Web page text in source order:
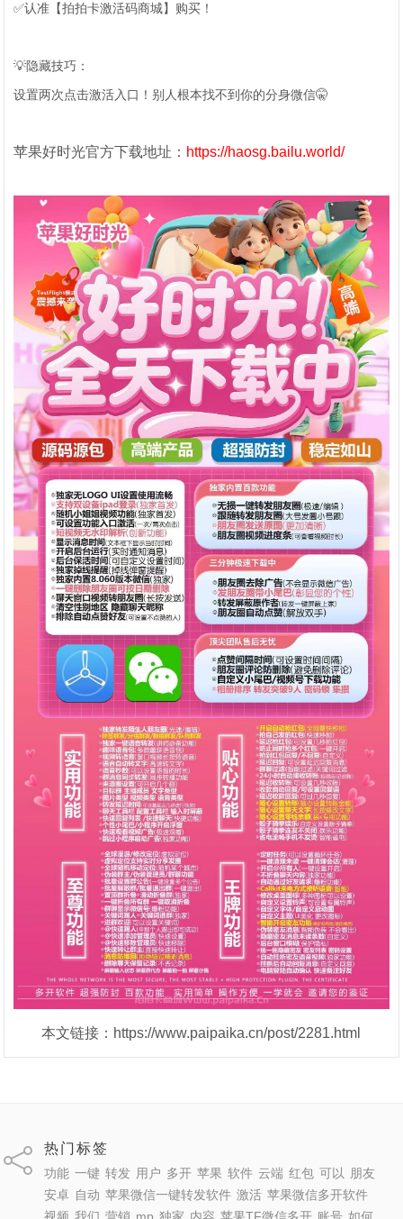
✅认准【拍拍卡激活码商城】购买！
💡隐藏技巧：
设置两次点击激活入口！别人根本找不到你的分身微信🤫
苹果好时光官方下载地址： https://haosg.bailu.world/
本文链接：https://www.paipaika.cn/post/2281.html
热门标签
功能 一键 转发 用户 多开 苹果 软件 云端 红包 可以 朋友
安卓 自动 苹果微信一键转发软件 激活 苹果微信多开软件